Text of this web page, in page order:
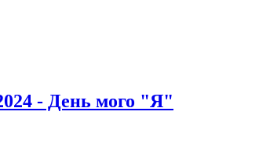
- День мого "Я"